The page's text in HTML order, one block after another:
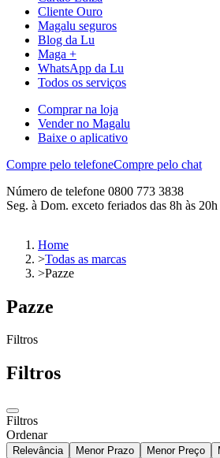
Cliente Ouro
Magalu seguros
Blog da Lu
Maga +
WhatsApp da Lu
Todos os serviços
Comprar na loja
Vender no Magalu
Baixe o aplicativo
Compre pelo telefoneCompre pelo chat
Número de telefone 0800 773 3838
Seg. à Dom. exceto feriados das 8h às 20h
Home
>Todas as marcas
>Pazze
Pazze
Filtros
Filtros
Filtros
Ordenar
Relevância Menor Prazo Menor Preço